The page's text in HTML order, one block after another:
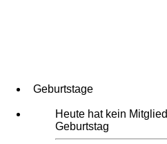
Geburtstage
Heute hat kein Mitglied
Geburtstag